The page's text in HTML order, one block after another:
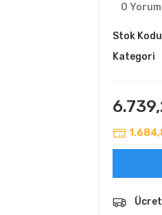
0 Yorum
Stok Kodu
Kategori